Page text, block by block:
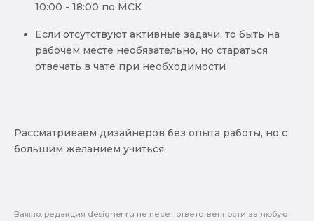
10:00 - 18:00 по МСК
Если отсутствуют активные задачи, то быть на
рабочем месте необязательно, но стараться
отвечать в чате при необходимости
Рассматриваем дизайнеров без опыта работы, но с
большим желанием учиться.
Важно: pедакция designer.ru не несет ответственности за любую